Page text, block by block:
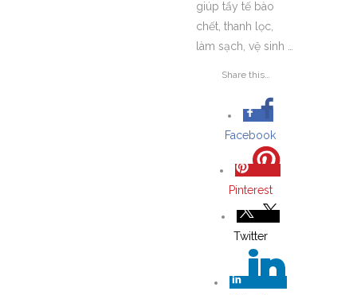
giúp tẩy tế bào
chết, thanh lọc,
làm sạch, vệ sinh …
Share this…
Facebook
Pinterest
Twitter